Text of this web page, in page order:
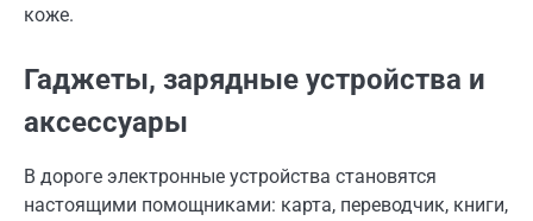
коже.
Гаджеты, зарядные устройства и
аксессуары
В дороге электронные устройства становятся
настоящими помощниками: карта, переводчик, книги,